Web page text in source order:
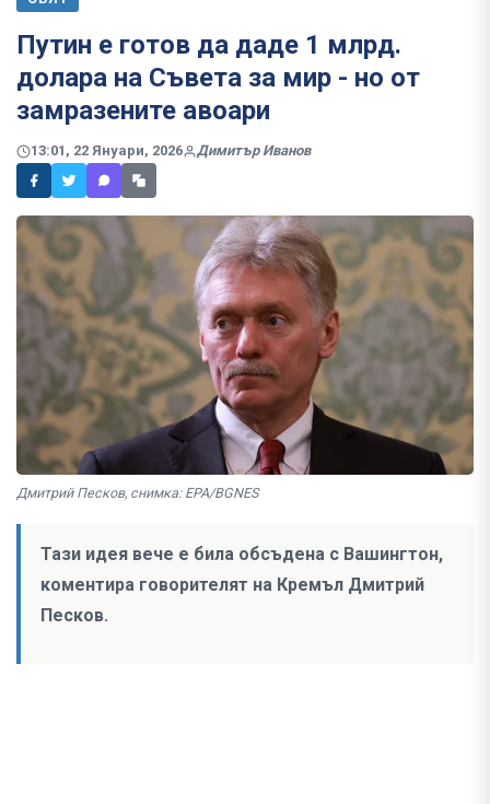
Путин е готов да даде 1 млрд.
долара на Съвета за мир - но от
замразените авоари
13:01, 22 Януари, 2026 Димитър Иванов
Дмитрий Песков, снимка: EPA/BGNES
Тази идея вече е била обсъдена с Вашингтон,
коментира говорителят на Кремъл Дмитрий
Песков.